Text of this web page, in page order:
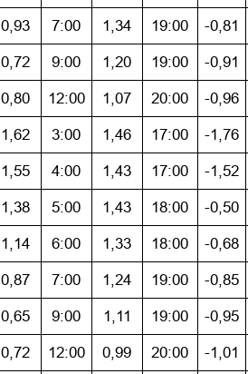
0,93 7:00 1,34 19:00 -0,81
0,72 9:00 1,20 19:00 -0,91
0,80 12:00 1,07 20:00 -0,96
1,62 3:00 1,46 17:00 -1,76
1,55 4:00 1,43 17:00 -1,52
1,38 5:00 1,43 18:00 -0,50
1,14 6:00 1,33 18:00 -0,68
0,87 7:00 1,24 19:00 -0,85
0,65 9:00 1,11 19:00 -0,95
0,72 12:00 0,99 20:00 -1,01